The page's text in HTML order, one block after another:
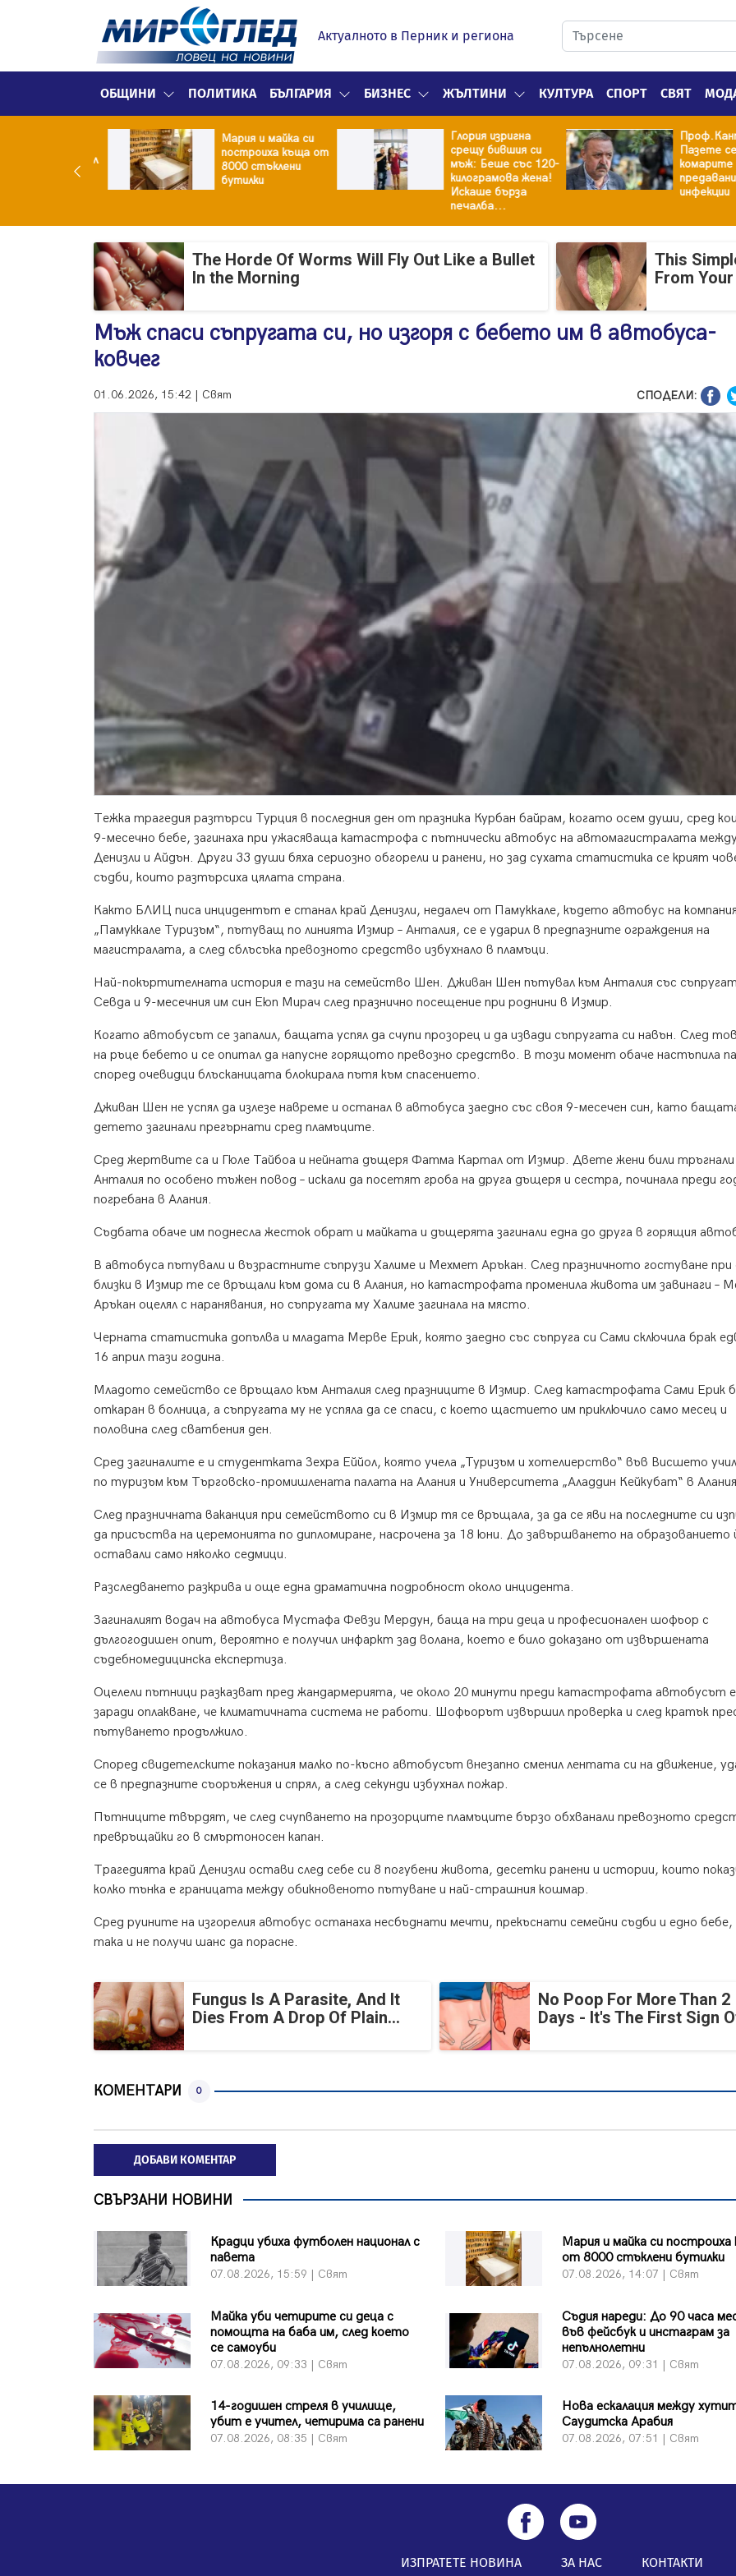
Актуалното в Перник и региона
ОБЩИНИ ПОЛИТИКА БЪЛГАРИЯ БИЗНЕС ЖЪЛТИНИ КУЛТУРА СПОРТ СВЯТ
Мария и майка си
построиха къща от
8000 стъклени
бутилки
Глория изригна
срещу бившия си
мъж: Беше със 120-
килограмова жена!
Искаше бърза
печалба...
Пазете се
комарите и
инфекции
The Horde Of Worms Will Fly Out Like a Bullet
In the Morning
This
From
Мъж спаси съпругата си, но изгоря с бебето им в автобуса-
ковчег
01.06.2026, 15:42 | Свят СПОДЕЛИ:
Тежка трагедия разтърси Турция в последния ден от празника Курбан байрам, когато осем души, сред
9-месечно бебе, загинаха при ужасяваща катастрофа с пътнически автобус на автомагистралата
Денизли и Айдън. Други 33 души бяха сериозно обгорели и ранени, но зад сухата статистика се крият
съдби, които разтърсиха цялата страна.
Както БЛИЦ писа инцидентът е станал край Денизли, недалеч от Памуккале, където автобус на
„Памуккале Туризъм“, пътуващ по линията Измир – Анталия, се е ударил в предпазните ограждения на
магистралата, а след сблъсъка превозното средство избухнало в пламъци.
Най-покъртителната история е тази на семейство Шен. Дживан Шен пътувал към Анталия със
Севда и 9-месечния им син Еюп Мирач след празнично посещение при роднини в Измир.
Когато автобусът се запалил, бащата успял да счупи прозорец и да извади съпругата си навън. След
на ръце бебето и се опитал да напусне горящото превозно средство. В този момент обаче настъпила
според очевидци блъсканицата блокирала пътя към спасението.
Дживан Шен не успял да излезе навреме и останал в автобуса заедно със своя 9-месечен син, като
детето загинали прегърнати сред пламъците.
Сред жертвите са и Гюле Тайбоа и нейната дъщеря Фатма Картал от Измир. Двете жени били тръгнали
Анталия по особено тъжен повод – искали да посетят гроба на друга дъщеря и сестра, починала преди
погребана в Алания.
Съдбата обаче им поднесла жесток обрат и майката и дъщерята загинали една до друга в горящия
В автобуса пътували и възрастните съпрузи Халиме и Мехмет Аръкан. След празничното гостуване при
близки в Измир те се връщали към дома си в Алания, но катастрофата променила живота им завинаги –
Аръкан оцелял с наранявания, но съпругата му Халиме загинала на място.
Черната статистика допълва и младата Мерве Ерик, която заедно със съпруга си Сами сключила брак
16 април тази година.
Младото семейство се връщало към Анталия след празниците в Измир. След катастрофата Сами Ерик
откаран в болница, а съпругата му не успяла да се спаси, с което щастието им приключило само месец и
половина след сватбения ден.
Сред загиналите е и студентката Зехра Еййол, която учела „Туризъм и хотелиерство“ във Висшето
по туризъм към Търговско-промишлената палата на Алания и Университета „Аладдин Кейкубат“ в
След празничната ваканция при семейството си в Измир тя се връщала, за да се яви на последните си
да присъства на церемонията по дипломиране, насрочена за 18 юни. До завършването на образованието
оставали само няколко седмици.
Разследването разкрива и още една драматична подробност около инцидента.
Загиналият водач на автобуса Мустафа Февзи Мердун, баща на три деца и професионален шофьор с
дългогодишен опит, вероятно е получил инфаркт зад волана, което е било доказано от извършената
съдебномедицинска експертиза.
Оцелели пътници разказват пред жандармерията, че около 20 минути преди катастрофата автобусът е
заради оплакване, че климатичната система не работи. Шофьорът извършил проверка и след кратък
пътуването продължило.
Според свидетелските показания малко по-късно автобусът внезапно сменил лентата си на движение,
се в предпазните съоръжения и спрял, а след секунди избухнал пожар.
Пътниците твърдят, че след счупването на прозорците пламъците бързо обхванали превозното
превръщайки го в смъртоносен капан.
Трагедията край Денизли остави след себе си 8 погубени живота, десетки ранени и истории, които
колко тънка е границата между обикновеното пътуване и най-страшния кошмар.
Сред руините на изгорелия автобус останаха несбъднати мечти, прекъснати семейни съдби и едно
така и не получи шанс да порасне.
Fungus Is A Parasite, And It
Dies From A Drop Of Plain...
No Poop For More Than 2
Days - It's The First Sign
КОМЕНТАРИ 0
ДОБАВИ КОМЕНТАР
СВЪРЗАНИ НОВИНИ
Крадци убиха футболен национал с
павета
07.08.2026, 15:59 | Свят
Мария и майка си
от 8000 стъклени бутилки
07.08.2026, 14:07 | Свят
Майка уби четирите си деца с
помощта на баба им, след което
се самоуби
07.08.2026, 09:33 | Свят
Съдия нареди: До 90 часа
във фейсбук и инстаграм за
непълнолетни
07.08.2026, 09:31 | Свят
14-годишен стреля в училище,
убит е учител, четирима са ранени
07.08.2026, 08:35 | Свят
Нова ескалация между
Саудитска Арабия
07.08.2026, 07:51 | Свят
ИЗПРАТЕТЕ НОВИНА ЗА НАС КОНТАКТИ